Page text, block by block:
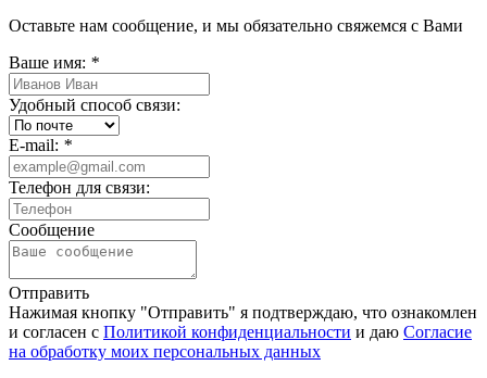
Оставьте нам сообщение, и мы обязательно свяжемся с Вами
Ваше имя: *
Удобный способ связи:
E-mail: *
Телефон для связи:
Сообщение
Отправить
Нажимая кнопку "Отправить" я подтверждаю, что ознакомлен
и согласен с Политикой конфиденциальности и даю Согласие
на обработку моих персональных данных